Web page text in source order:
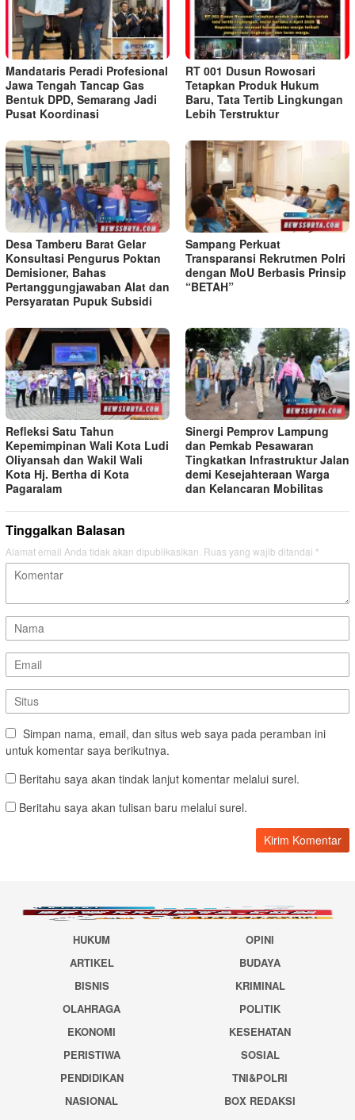
Mandataris Peradi Profesional
Jawa Tengah Tancap Gas
Bentuk DPD, Semarang Jadi
Pusat Koordinasi
RT 001 Dusun Rowosari
Tetapkan Produk Hukum
Baru, Tata Tertib Lingkungan
Lebih Terstruktur
Desa Tamberu Barat Gelar
Konsultasi Pengurus Poktan
Demisioner, Bahas
Pertanggungjawaban Alat dan
Persyaratan Pupuk Subsidi
Sampang Perkuat
Transparansi Rekrutmen Polri
dengan MoU Berbasis Prinsip
“BETAH”
Refleksi Satu Tahun
Kepemimpinan Wali Kota Ludi
Oliyansah dan Wakil Wali
Kota Hj. Bertha di Kota
Pagaralam
Sinergi Pemprov Lampung
dan Pemkab Pesawaran
Tingkatkan Infrastruktur Jalan
demi Kesejahteraan Warga
dan Kelancaran Mobilitas
Tinggalkan Balasan
Alamat email Anda tidak akan dipublikasikan. Ruas yang wajib ditandai *
Simpan nama, email, dan situs web saya pada peramban ini
untuk komentar saya berikutnya.
Beritahu saya akan tindak lanjut komentar melalui surel.
Beritahu saya akan tulisan baru melalui surel.
HUKUM
OPINI
ARTIKEL
BUDAYA
BISNIS
KRIMINAL
OLAHRAGA
POLITIK
EKONOMI
KESEHATAN
PERISTIWA
SOSIAL
PENDIDIKAN
TNI&POLRI
NASIONAL
BOX REDAKSI